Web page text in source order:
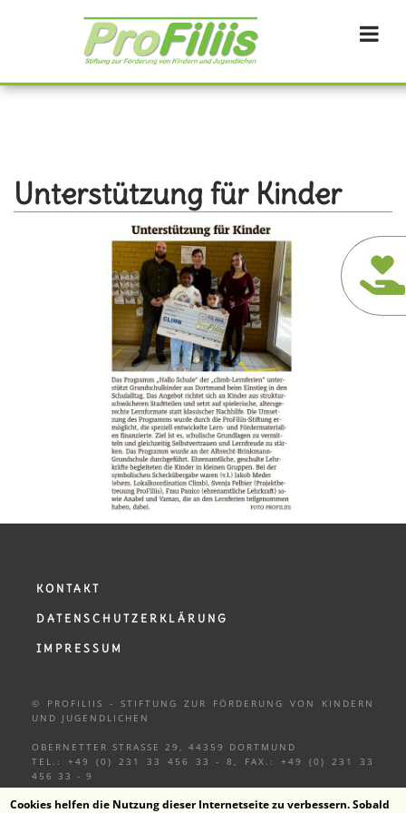
Unterstützung für Kinder
KONTAKT
DATENSCHUTZERKLÄRUNG
IMPRESSUM
© PROFILIIS - STIFTUNG ZUR FÖRDERUNG VON KINDERN
UND JUGENDLICHEN
OBERNETTER STRASSE 29, 44359 DORTMUND
TEL.: +49 (0) 231 33 456 33 - 8, FAX.: +49 (0) 231 33
456 33 - 9
Cookies helfen die Nutzung dieser Internetseite zu verbessern. Sobald